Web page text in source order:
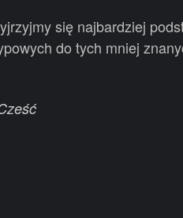
się najbardziej
do tych mniej